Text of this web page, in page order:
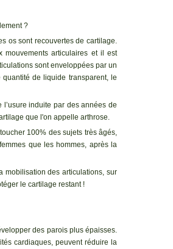
?
os sont recouvertes de cartilage.
mouvements articulaires et il est
sont enveloppées par un
de liquide transparent, le
induite par des années de
que l'on appelle arthrose.
100% des sujets très âgés,
que les hommes, après la
mobilisation des articulations, sur
le cartilage restant !
des parois plus épaisses.
cardiaques, peuvent réduire la